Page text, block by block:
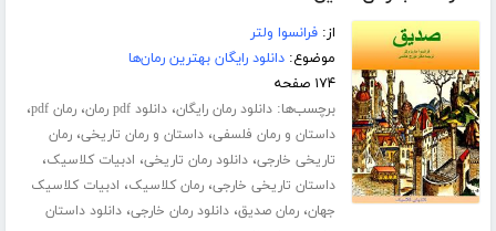
از:فرانسوا ولتر
موضوع:دانلود رایگان بهترین رمان‌ها
۱۷۴ صفحه
برچسب‌ها:دانلود رمان رایگان،دانلود pdf رمان ،رمان pdf ،
داستان و رمان فلسفی،داستان و رمان تاریخی،رمان
تاریخی خارجی،دانلود رمان تاریخی، ادبیات کلاسیک،
داستان تاریخی خارجی،رمان کلاسیک، ادبیات کلاسیک
جهان،رمان صدیق،دانلود رمان خارجی،دانلود داستان